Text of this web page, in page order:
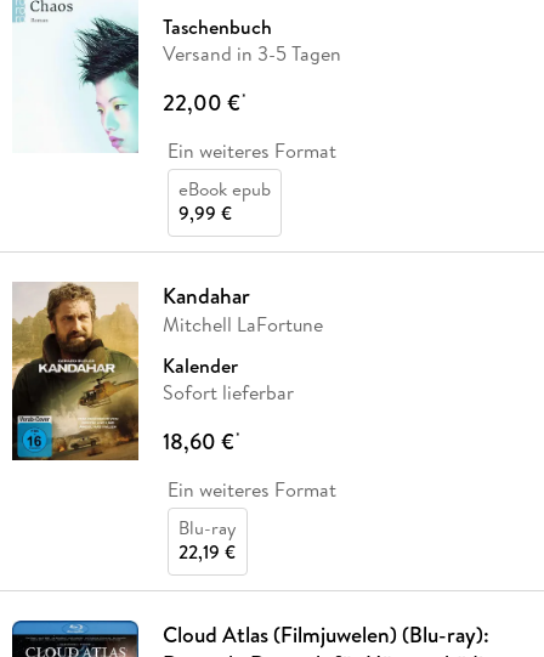
Taschenbuch
Versand in 3-5 Tagen
22,00 €*
Ein weiteres Format
eBook epub
9,99 €
Kandahar
Mitchell LaFortune
Kalender
Sofort lieferbar
18,60 €*
Ein weiteres Format
Blu-ray
22,19 €
Cloud Atlas (Filmjuwelen) (Blu-ray):